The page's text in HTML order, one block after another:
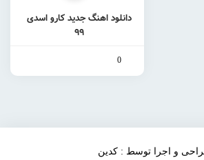
دانلود اهنگ جدید کارو اسدی
۹۹
0
و اجرا توسط : کدین